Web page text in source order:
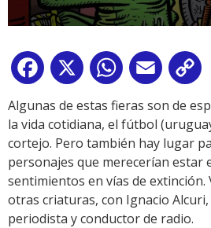
Facebook
X WhatsApp
Email
Algunas de estas fieras son de
la vida cotidiana, el fútbol
cortejo. Pero también hay lugar
personajes que merecerían estar
sentimientos en vías de extinción.
otras criaturas, con Ignacio
periodista y conductor de radio.